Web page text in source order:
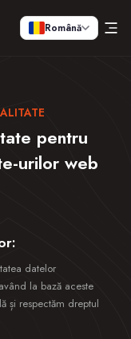
Română
pentru
urilor web
datelor
la bază aceste
și respectăm dreptul